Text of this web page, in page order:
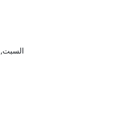
السبت, 08 أغسطس 2026 – 25 صفر 1448 هـ